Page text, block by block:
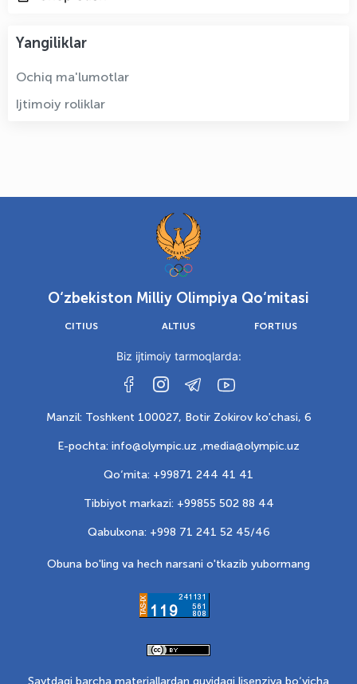
Yangiliklar
Ochiq ma'lumotlar
Ijtimoiy roliklar
O‘zbekiston Milliy Olimpiya Qo‘mitasi
CITIUS ALTIUS FORTIUS
Biz ijtimoiy tarmoqlarda:
Manzil: Toshkent 100027, Botir Zokirov ko'chasi, 6
E-pochta: info@olympic.uz ,media@olympic.uz
Qo‘mita: +99871 244 41 41
Tibbiyot markazi: +99855 502 88 44
Qabulxona: +998 71 241 52 45/46
Obuna bo'ling va hech narsani o'tkazib yubormang
Saytdagi barcha materiallardan quyidagi lisenziya bo‘yicha